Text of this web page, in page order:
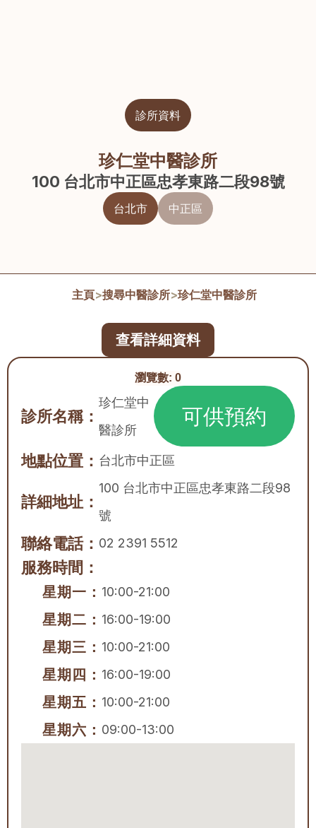
診所資料
珍仁堂中醫診所
100 台北市中正區忠孝東路二段98號
台北市 中正區
主頁>搜尋中醫診所>珍仁堂中醫診所
瀏覽數: 0
診所名稱：
珍仁堂中
醫診所
可供預約
地點位置： 台北市中正區
詳細地址：
100 台北市中正區忠孝東路二段98
號
聯絡電話： 02 2391 5512
服務時間：
星期一： 10:00-21:00
星期二： 16:00-19:00
星期三： 10:00-21:00
星期四： 16:00-19:00
星期五： 10:00-21:00
星期六： 09:00-13:00
查看詳細資料